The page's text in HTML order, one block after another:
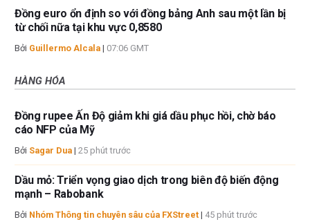
Đồng euro ổn định so với đồng bảng Anh sau một lần bị
từ chối nữa tại khu vực 0,8580
Bởi Guillermo Alcala | 07:06 GMT
HÀNG HÓA
Đồng rupee Ấn Độ giảm khi giá dầu phục hồi, chờ báo
cáo NFP của Mỹ
Bởi Sagar Dua | 25 phút trước
Dầu mỏ: Triển vọng giao dịch trong biên độ biến động
mạnh – Rabobank
Bởi Nhóm Thông tin chuyên sâu của FXStreet | 45 phút trước